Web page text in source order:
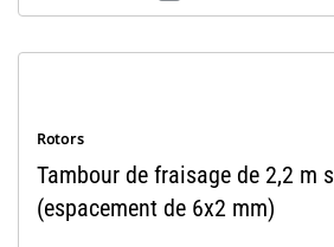
Rotors
Tambour de fraisage de 2,2 m
(espacement de 6x2 mm)